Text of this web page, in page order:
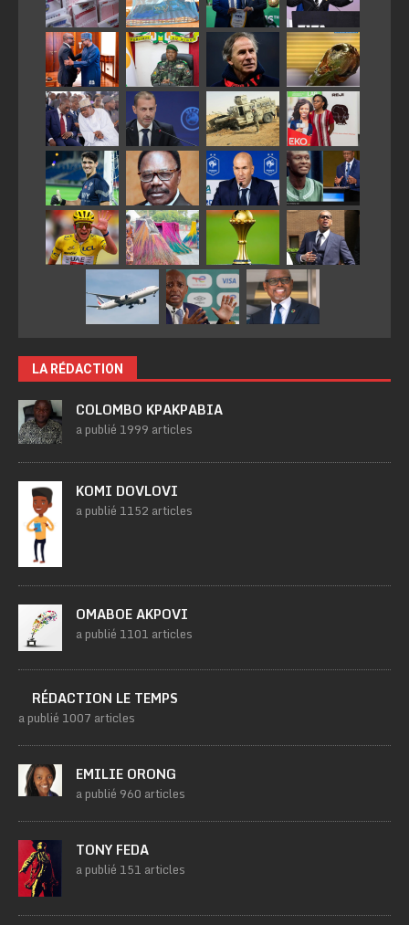
LA RÉDACTION
COLOMBO KPAKPABIA
a publié 1999 articles
KOMI DOVLOVI
a publié 1152 articles
OMABOE AKPOVI
a publié 1101 articles
RÉDACTION LE TEMPS
a publié 1007 articles
EMILIE ORONG
a publié 960 articles
TONY FEDA
a publié 151 articles